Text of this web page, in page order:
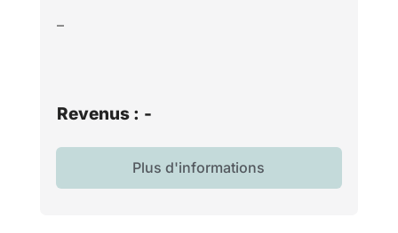
–
Revenus : -
Plus d'informations